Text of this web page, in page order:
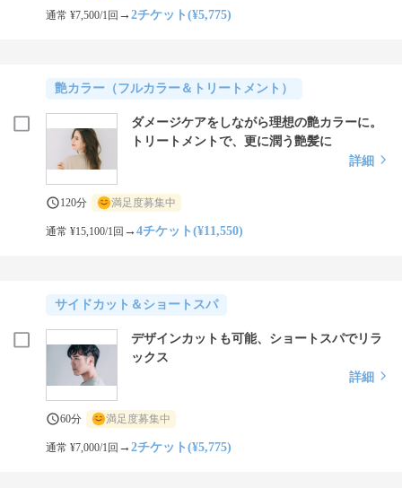
通常 ¥7,500/1回 →2チケット(¥5,775)
艶カラー（フルカラー＆トリートメント）
ダメージケアをしながら理想の艶カラーに。
トリートメントで、更に潤う艶髪に
詳細
120分 満足度募集中
通常 ¥15,100/1回 →4チケット(¥11,550)
サイドカット＆ショートスパ
デザインカットも可能、ショートスパでリラ
ックス
詳細
60分 満足度募集中
通常 ¥7,000/1回 →2チケット(¥5,775)